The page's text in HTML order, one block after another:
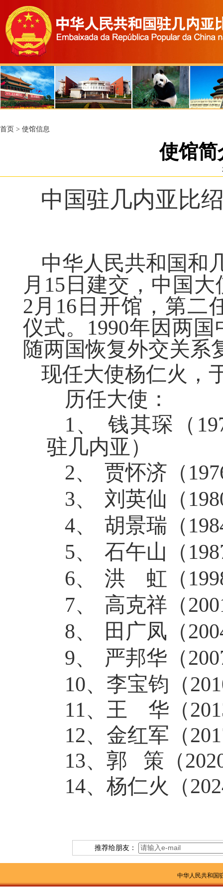
首页 > 使馆信息
使馆简
中国驻几内亚比
中华人民共和国和
月15日建交，中国
2月16日开馆，第二
仪式。1990年因两
随两国恢复外交关系
现任大使杨仁火，
历任大使：
1、
钱其琛（
驻几内亚）
2、
贾怀济（
3、
刘英仙（
4、
胡景瑞（
5、
石午山（
6、
洪
虹（
7、
高克祥（
8、
田广凤（
9、
严邦华（
10、李宝钧（
11、王
华（
12、金红军（
13、郭 策（
14、杨仁火（
推荐给朋友：
中华人民共和国